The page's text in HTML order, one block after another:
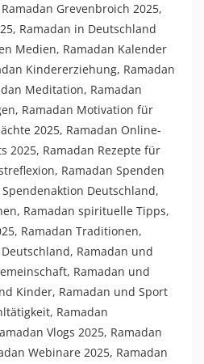
Ramadan Grevenbroich 2025,
, Ramadan in Deutschland
Medien, Ramadan Kalender
Kindererziehung, Ramadan
Meditation, Ramadan
, Ramadan Motivation für
2025, Ramadan Online-
2025, Ramadan Rezepte für
, Ramadan Spenden
Spendenaktion Deutschland,
, Ramadan spirituelle Tipps,
, Ramadan Traditionen,
, Ramadan und
, Ramadan und
Kinder, Ramadan und Sport
, Ramadan
Vlogs 2025, Ramadan
Webinare 2025, Ramadan